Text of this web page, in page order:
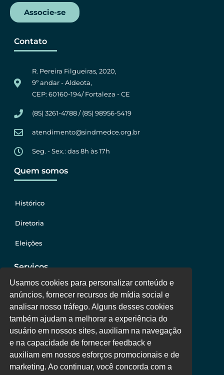
Associe-se
Contato
R. Pereira Filgueiras, 2020,
9º andar - Aldeota,
CEP: 60160-194/ Fortaleza - CE
(85) 3261-4788 / (85) 98956-5419
atendimento@sindmedce.org.br
Seg. - Sex.: das 8h às 17h
Quem somos
Histórico
Diretoria
Eleições
Serviços
Jurídico
Oportunidades
Clube de Vantagens
Área Colaborador
Usamos cookies para personalizar conteúdo e
anúncios, fornecer recursos de mídia social e
analisar nosso tráfego. Alguns desses cookies
também ajudam a melhorar a experiência do
usuário em nossos sites, auxiliam na navegação
e na capacidade de fornecer feedback e
auxiliam em nossos esforços promocionais e de
marketing. Ao continuar, você concorda com a